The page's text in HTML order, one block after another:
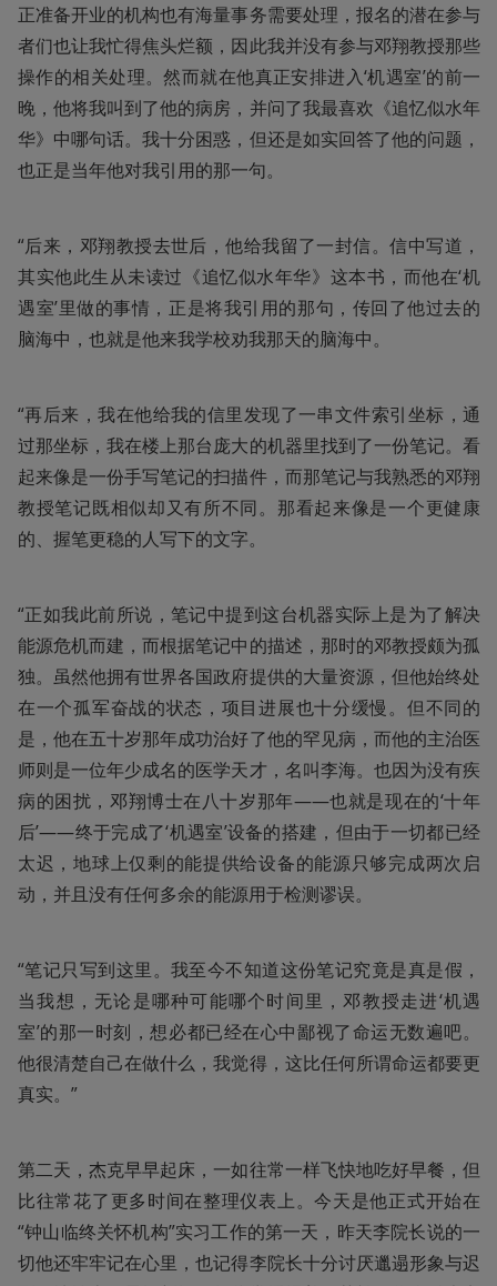
正准备开业的机构也有海量事务需要处理，报名的潜在参与
者们也让我忙得焦头烂额，因此我并没有参与邓翔教授那些
操作的相关处理。然而就在他真正安排进入‘机遇室’的前一
晚，他将我叫到了他的病房，并问了我最喜欢《追忆似水年
华》中哪句话。我十分困惑，但还是如实回答了他的问题，
也正是当年他对我引用的那一句。
“后来，邓翔教授去世后，他给我留了一封信。信中写道，
其实他此生从未读过《追忆似水年华》这本书，而他在‘机
遇室’里做的事情，正是将我引用的那句，传回了他过去的
脑海中，也就是他来我学校劝我那天的脑海中。
“再后来，我在他给我的信里发现了一串文件索引坐标，通
过那坐标，我在楼上那台庞大的机器里找到了一份笔记。看
起来像是一份手写笔记的扫描件，而那笔记与我熟悉的邓翔
教授笔记既相似却又有所不同。那看起来像是一个更健康
的、握笔更稳的人写下的文字。
“正如我此前所说，笔记中提到这台机器实际上是为了解决
能源危机而建，而根据笔记中的描述，那时的邓教授颇为孤
独。虽然他拥有世界各国政府提供的大量资源，但他始终处
在一个孤军奋战的状态，项目进展也十分缓慢。但不同的
是，他在五十岁那年成功治好了他的罕见病，而他的主治医
师则是一位年少成名的医学天才，名叫李海。也因为没有疾
病的困扰，邓翔博士在八十岁那年——也就是现在的‘十年
后’——终于完成了‘机遇室’设备的搭建，但由于一切都已经
太迟，地球上仅剩的能提供给设备的能源只够完成两次启
动，并且没有任何多余的能源用于检测谬误。
“笔记只写到这里。我至今不知道这份笔记究竟是真是假，
当我想，无论是哪种可能哪个时间里，邓教授走进‘机遇
室’的那一时刻，想必都已经在心中鄙视了命运无数遍吧。
他很清楚自己在做什么，我觉得，这比任何所谓命运都要更
真实。”
第二天，杰克早早起床，一如往常一样飞快地吃好早餐，但
比往常花了更多时间在整理仪表上。今天是他正式开始在
“钟山临终关怀机构”实习工作的第一天，昨天李院长说的一
切他还牢牢记在心里，也记得李院长十分讨厌邋遢形象与迟